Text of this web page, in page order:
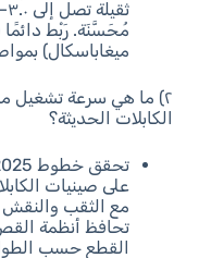
ميغاباسكال)
٢) ما هي سرعة تشغيل
الكابلات الحديثة؟
مع الثقب
تحافظ أنظمة القص
القطع حسب